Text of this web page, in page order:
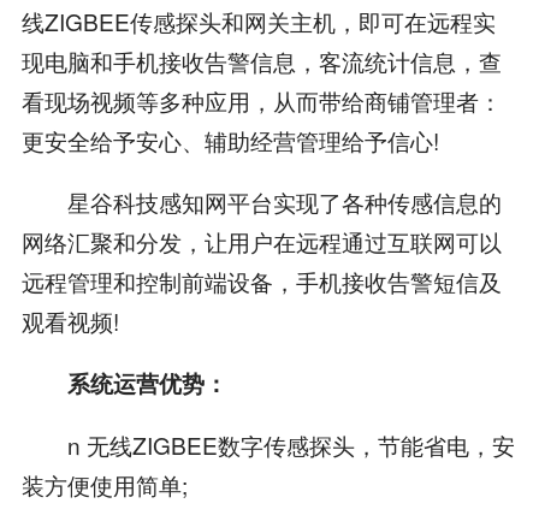
线ZIGBEE传感探头和网关主机，即可在远程实
现电脑和手机接收告警信息，客流统计信息，查
看现场视频等多种应用，从而带给商铺管理者：
更安全给予安心、辅助经营管理给予信心!
星谷科技感知网平台实现了各种传感信息的
网络汇聚和分发，让用户在远程通过互联网可以
远程管理和控制前端设备，手机接收告警短信及
观看视频!
系统运营优势：
n 无线ZIGBEE数字传感探头，节能省电，安
装方便使用简单;